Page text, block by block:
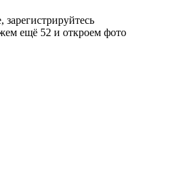
ещё 52 и откроем фото